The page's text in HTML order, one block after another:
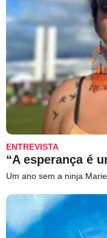
ENTREVISTA
“A esperança é
Um ano sem a ninja